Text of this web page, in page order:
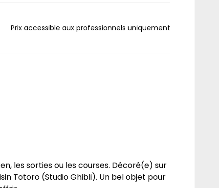
Prix accessible aux professionnels uniquement
les sorties ou les courses. Décoré(e) sur
Totoro (Studio Ghibli). Un bel objet pour